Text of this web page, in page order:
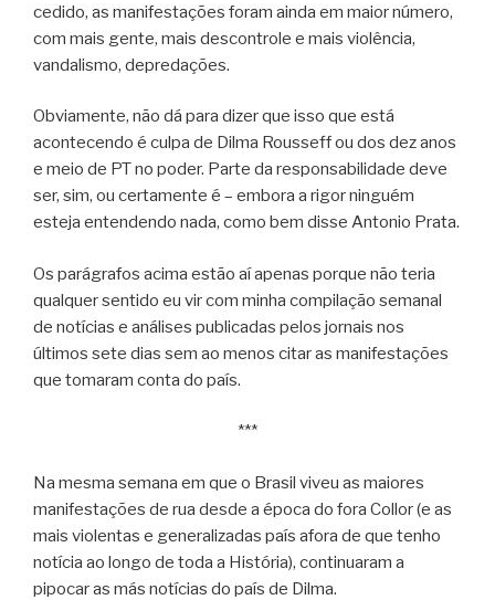
cedido, as manifestações foram ainda em maior número,
com mais gente, mais descontrole e mais violência,
vandalismo, depredações.
Obviamente, não dá para dizer que isso que está
acontecendo é culpa de Dilma Rousseff ou dos dez anos
e meio de PT no poder. Parte da responsabilidade deve
ser, sim, ou certamente é – embora a rigor ninguém
esteja entendendo nada, como bem disse Antonio Prata.
Os parágrafos acima estão aí apenas porque não teria
qualquer sentido eu vir com minha compilação semanal
de notícias e análises publicadas pelos jornais nos
últimos sete dias sem ao menos citar as manifestações
que tomaram conta do país.
***
Na mesma semana em que o Brasil viveu as maiores
manifestações de rua desde a época do fora Collor (e as
mais violentas e generalizadas país afora de que tenho
notícia ao longo de toda a História), continuaram a
pipocar as más notícias do país de Dilma.